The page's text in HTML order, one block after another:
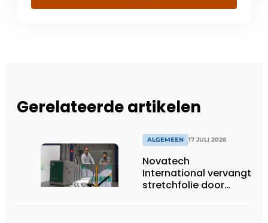
Gerelateerde artikelen
ALGEMEEN 17 JULI 2026
Novatech
International vervangt
stretchfolie door